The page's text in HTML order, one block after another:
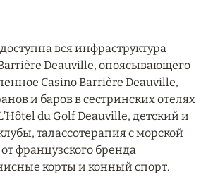
вся инфраструктура
Deauville, опоясывающего
Casino Barrière Deauville,
и баров в сестринских отелях
du Golf Deauville, детский и
талассотерапия с морской
французского бренда
корты и конный спорт.